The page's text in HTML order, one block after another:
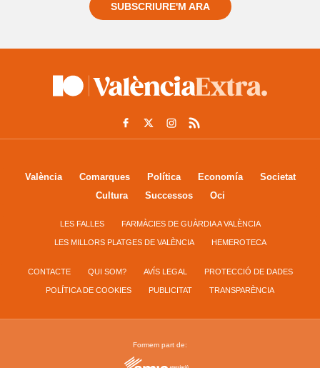
SUBSCRIURE'M ARA
València Comarques Política Economía
Societat
Cultura
Successos Oci
LES FALLES FARMÀCIES DE GUÀRDIA A VALÈNCIA
LES MILLORS PLATGES DE VALÈNCIA HEMEROTECA
CONTACTE QUI SOM? AVÍS LEGAL PROTECCIÓ DE DADES
POLÍTICA DE COOKIES PUBLICITAT TRANSPARÈNCIA
Formem part de: